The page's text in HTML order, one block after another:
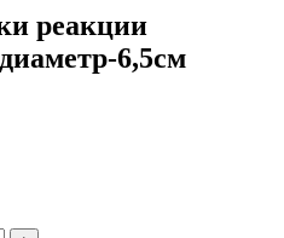
реакции
6,5см